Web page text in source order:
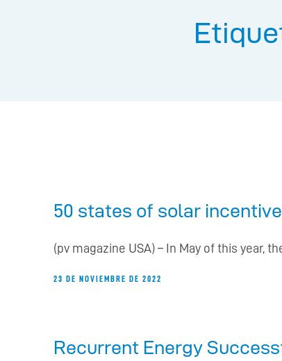
50 states of solar
(pv magazine USA) – In May of this year,
23 DE NOVIEMBRE DE 2022
Recurrent Energy